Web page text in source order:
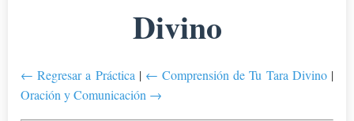
Divino
← Regresar a Práctica | ← Comprensión de Tu Tara Divino|
Oración y Comunicación →